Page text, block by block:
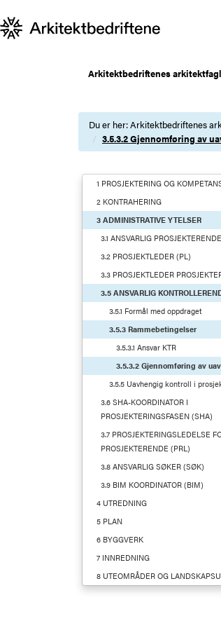
Arkitektbedriftenes
Du er her:Arkitektbedriftenes
3.5.3.2 Gjennomføring av
1 PROSJEKTERING OG
2 KONTRAHERING
3 ADMINISTRATIVE YTELSER
3.1 ANSVARLIG
3.2 PROSJEKTLEDER (PL)
3.3 PROSJEKTLEDER
3.5 ANSVARLIG
3.5.1 Formål med oppdraget
3.5.3 Rammebetingelser
3.5.3.1 Ansvar KTR
3.5.3.2 Gjennomføring av
3.5.5 Uavhengig kontroll i
3.6 SHA-KOORDINATOR I
PROSJEKTERINGSFASEN (SHA)
3.7 PROSJEKTERINGSLEDELSE
PROSJEKTERENDE (PRL)
3.8 ANSVARLIG SØKER (SØK)
3.9 BIM KOORDINATOR (BIM)
4 UTREDNING
5 PLAN
6 BYGGVERK
7 INNREDNING
8 UTEOMRÅDER OG